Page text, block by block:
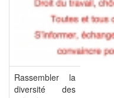
Rassembler la
diversité des